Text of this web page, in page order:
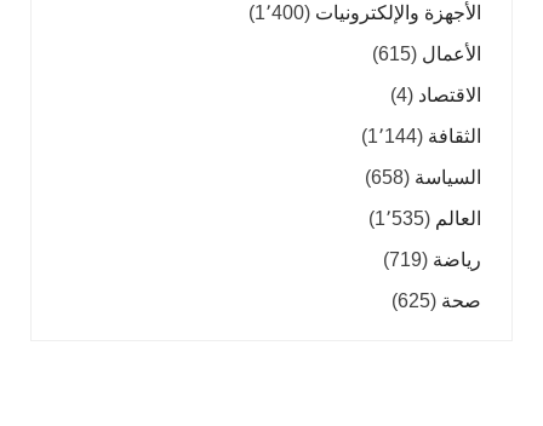
الأجهزة والإلكترونيات (1٬400)
الأعمال (615)
الاقتصاد (4)
الثقافة (1٬144)
السياسة (658)
العالم (1٬535)
رياضة (719)
صحة (625)